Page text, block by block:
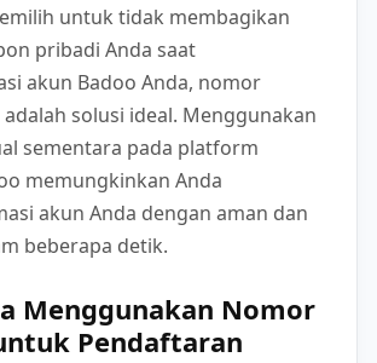
untuk tidak membagikan
pribadi Anda saat
akun Badoo Anda, nomor
solusi ideal. Menggunakan
sementara pada platform
memungkinkan Anda
akun Anda dengan aman dan
beberapa detik.
Menggunakan Nomor
Pendaftaran